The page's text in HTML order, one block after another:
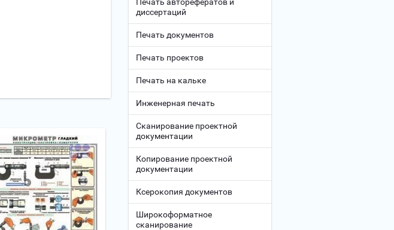
диссертаций
Печать документов
Печать проектов
Печать на кальке
Инженерная печать
Сканирование проектной
документации
Копирование проектной
документации
Ксерокопия документов
Широкоформатное
сканирование